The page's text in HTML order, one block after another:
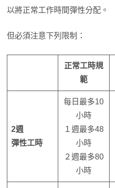
以將正常工作時間彈性分配。
但必須注意下列限制：
正常工時規
範
2週
彈性工時
每日最多10
小時
１週最多48
小時
２週最多80
小時